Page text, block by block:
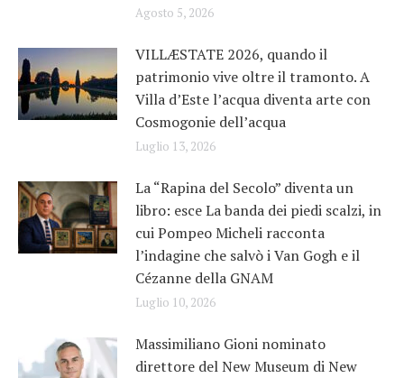
Agosto 5, 2026
VILLÆSTATE 2026, quando il
patrimonio vive oltre il tramonto. A
Villa d’Este l’acqua diventa arte con
Cosmogonie dell’acqua
Luglio 13, 2026
La “Rapina del Secolo” diventa un
libro: esce La banda dei piedi scalzi, in
cui Pompeo Micheli racconta
l’indagine che salvò i Van Gogh e il
Cézanne della GNAM
Luglio 10, 2026
Massimiliano Gioni nominato
direttore del New Museum di New